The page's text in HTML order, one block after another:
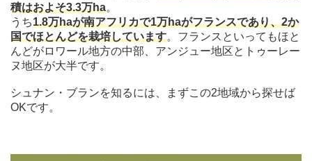
積はおよそ3.3万ha。
うち1.8万haが南アフリカで1万haがフランスであり、2か
国でほとんどを栽培しています。フランスといってもほと
んどがロワール地方の中部、アンジュー地区とトゥーレー
ヌ地区が大半です。
シュナン・ブランを知るには、まずこの2地域から探せば
OKです。